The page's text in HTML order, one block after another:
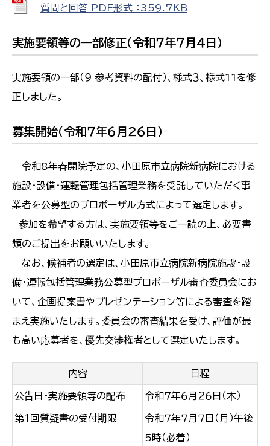
質問と回答 PDF形式 ：359.7ＫＢ
実施要領等の一部修正（令和７年７月４日）
実施要領の一部（９ 参考資料の配付）、様式３、様式11を修
正しました。
募集開始（令和７年６月２６日）
令和8年春開院予定の、小田原市立病院新病院における
施設・設備・運転管理包括管理業務を受託していただく事
業者を公募型のプロポーザル方式によって選定します。
参加を希望する方は、実施要領等をご一読の上、必要書
類のご提出をお願いいたします。
なお、候補者の選定は、小田原市立病院新病院施設・設
備・運転包括管理業務公募型プロポーザル審査委員会にお
いて、企画提案書やプレゼンテーション等による審査を踏
まえ実施いたします。委員会の審査結果を受け、評価が最
も高い応募者を、優先交渉権者として選定いたします。
内容 日程
公告日・実施要領等の配布 令和７年６月２６日（木）
第１回質疑書の受付期限
令和７年７月７日（月）午後
5時（必着）